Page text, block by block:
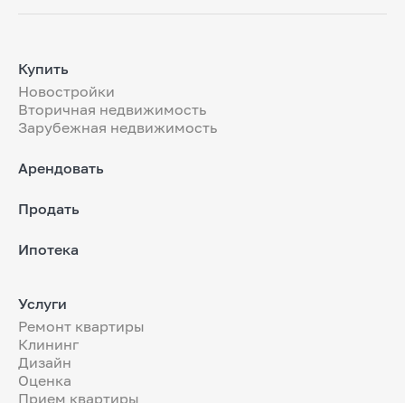
Купить
Новостройки
Вторичная недвижимость
Зарубежная недвижимость
Арендовать
Продать
Ипотека
Услуги
Ремонт квартиры
Клининг
Дизайн
Оценка
Прием квартиры